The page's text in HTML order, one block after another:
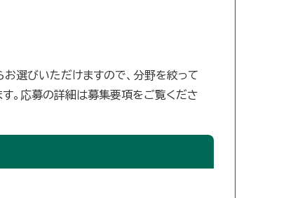
選びいただけますので、分野を絞って
。応募の詳細は募集要項をご覧くださ